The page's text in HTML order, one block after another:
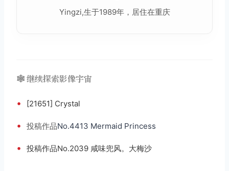
Yingzi,生于1989年，居住在重庆
🕸️ 继续探索影像宇宙
• [21651] Crystal
• 投稿作品No.4413 Mermaid Princess
• 投稿作品No.2039 咸味兜风。大梅沙